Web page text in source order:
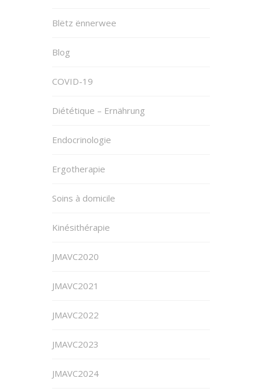
Blëtz ënnerwee
Blog
COVID-19
Diététique – Ernährung
Endocrinologie
Ergotherapie
Soins à domicile
Kinésithérapie
JMAVC2020
JMAVC2021
JMAVC2022
JMAVC2023
JMAVC2024